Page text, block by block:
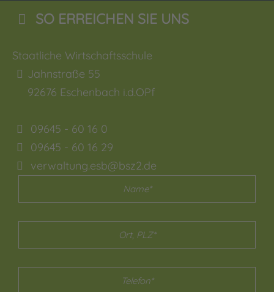
SO ERREICHEN SIE UNS
Staatliche Wirtschaftsschule
Jahnstraße 55
92676 Eschenbach i.d.OPf
09645 - 60 16 0
09645 - 60 16 29
verwaltung.esb@bsz2.de